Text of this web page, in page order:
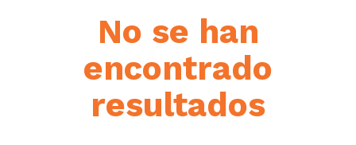
No se han
encontrado
resultados